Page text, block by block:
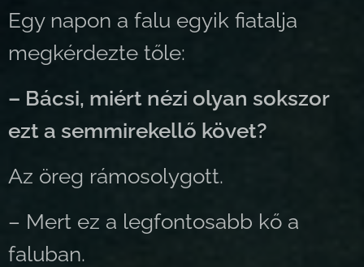
Egy napon a falu egyik fiatalja
megkérdezte tőle:
– Bácsi, miért nézi olyan sokszor
ezt a semmirekellő követ?
Az öreg rámosolygott.
– Mert ez a legfontosabb kő a
faluban.